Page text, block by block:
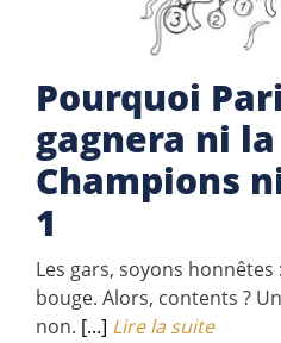
Pourquoi
gagnera ni
Champions
1
Les gars, soyons
bouge. Alors, contents ?
non. [...] Lire la suite